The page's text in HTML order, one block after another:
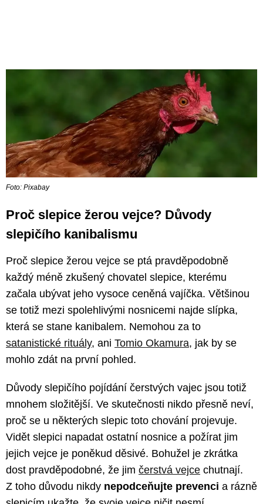
Foto: Pixabay
Proč slepice žerou vejce? Důvody
slepičího kanibalismu
Proč slepice žerou vejce se ptá pravděpodobně
každý méně zkušený chovatel slepice, kterému
začala ubývat jeho vysoce ceněná vajíčka. Většinou
se totiž mezi spolehlivými nosnicemi najde slípka,
která se stane kanibalem. Nemohou za to
satanistické rituály, ani Tomio Okamura, jak by se
mohlo zdát na první pohled.
Důvody slepičího pojídání čerstvých vajec jsou totiž
mnohem složitější. Ve skutečnosti nikdo přesně neví,
proč se u některých slepic toto chování projevuje.
Vidět slepici napadat ostatní nosnice a požírat jim
jejich vejce je poněkud děsivé. Bohužel je zkrátka
dost pravděpodobné, že jim čerstvá vejce chutnají.
Z toho důvodu nikdy nepodceňujte prevenci a rázně